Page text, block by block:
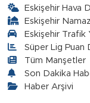
Eskişehir Hava
Eskişehir
Eskişehir Trafik
Süper Lig Puan
Tüm Manşetler
Son Dakika
Haber Arşivi